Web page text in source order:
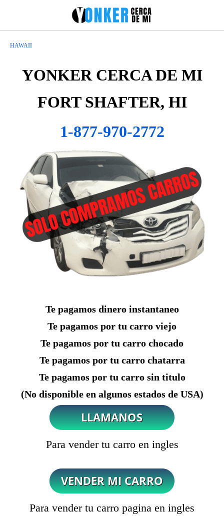
HAWAII
YONKER CERCA DE MI
FORT SHAFTER, HI
1-877-970-2772
Te pagamos dinero instantaneo
Te pagamos por tu carro viejo
Te pagamos por tu carro chocado
Te pagamos por tu carro chatarra
Te pagamos por tu carro sin titulo
(No disponible en algunos estados de USA)
Para vender tu carro en ingles
Para vender tu carro pagina en ingles